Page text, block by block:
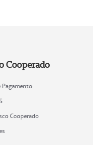
Cooperado
Pagamento
Cooperado